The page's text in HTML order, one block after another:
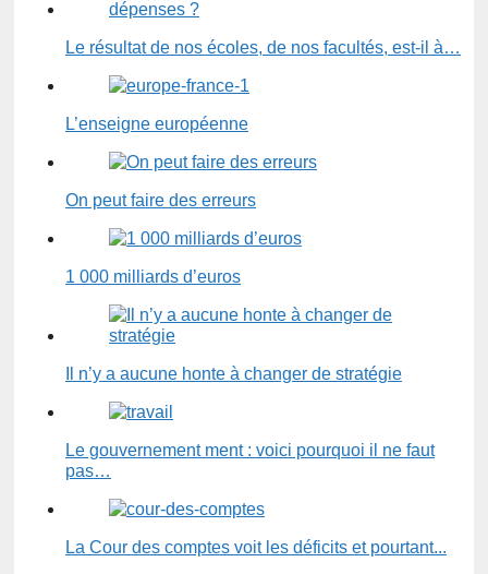
Le résultat de nos écoles, de nos facultés, est-il à…
L’enseigne européenne
On peut faire des erreurs
1 000 milliards d’euros
Il n’y a aucune honte à changer de stratégie
Le gouvernement ment : voici pourquoi il ne faut
pas…
La Cour des comptes voit les déficits et pourtant...